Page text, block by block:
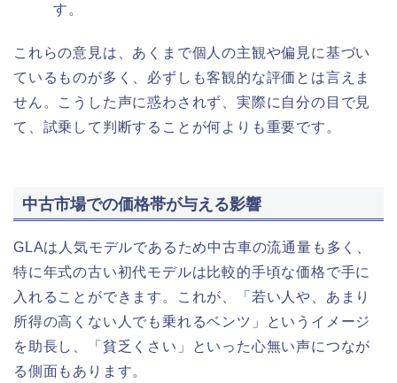
す。
これらの意見は、あくまで個人の主観や偏見に基づい
ているものが多く、必ずしも客観的な評価とは言えま
せん。こうした声に惑わされず、実際に自分の目で見
て、試乗して判断することが何よりも重要です。
中古市場での価格帯が与える影響
GLAは人気モデルであるため中古車の流通量も多く、
特に年式の古い初代モデルは比較的手頃な価格で手に
入れることができます。これが、「若い人や、あまり
所得の高くない人でも乗れるベンツ」というイメージ
を助長し、「貧乏くさい」といった心無い声につなが
る側面もあります。